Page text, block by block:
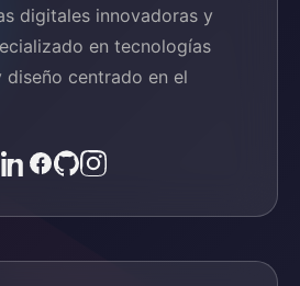
digitales innovadoras y
en tecnologías
diseño centrado en el